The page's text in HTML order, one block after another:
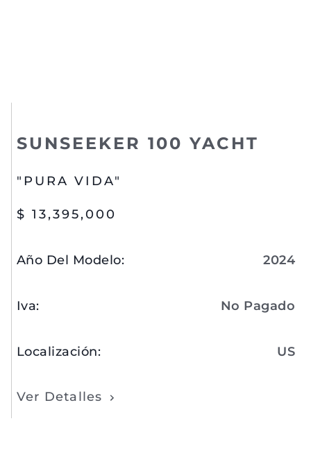
SUNSEEKER 100 YACHT
"PURA VIDA"
$ 13,395,000
Año Del Modelo: 2024
Iva: No Pagado
Localización: US
Ver Detalles